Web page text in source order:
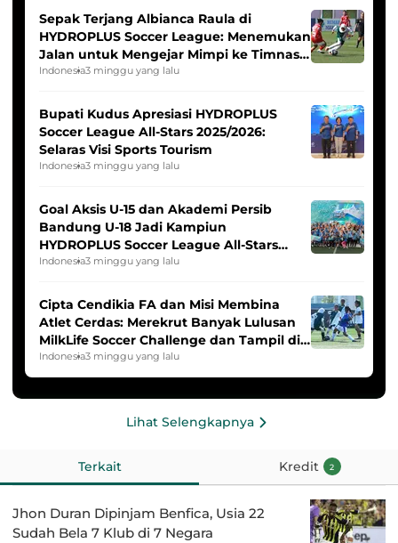
Sepak Terjang Albianca Raula di
HYDROPLUS Soccer League: Menemukan
Jalan untuk Mengejar Mimpi ke Timnas
Indonesia Putri
Indonesia3 minggu yang lalu
Bupati Kudus Apresiasi HYDROPLUS
Soccer League All-Stars 2025/2026:
Selaras Visi Sports Tourism
Indonesia3 minggu yang lalu
Goal Aksis U-15 dan Akademi Persib
Bandung U-18 Jadi Kampiun
HYDROPLUS Soccer League All-Stars
2025/2026
Indonesia3 minggu yang lalu
Cipta Cendikia FA dan Misi Membina
Atlet Cerdas: Merekrut Banyak Lulusan
MilkLife Soccer Challenge dan Tampil di
HYDROPLUS Soccer League
Indonesia3 minggu yang lalu
Lihat Selengkapnya
Terkait Kredit 2
Jhon Duran Dipinjam Benfica, Usia 22
Sudah Bela 7 Klub di 7 Negara